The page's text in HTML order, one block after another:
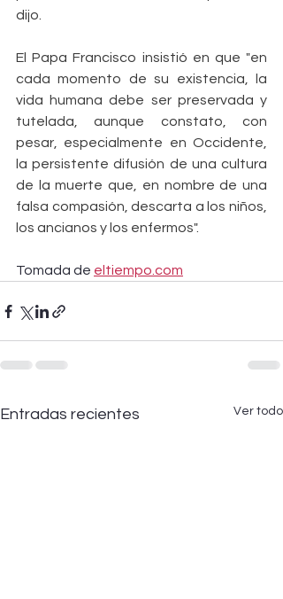
dijo.
El Papa Francisco insistió en que "en
cada momento de su existencia, la
vida humana debe ser preservada y
tutelada, aunque constato, con
pesar, especialmente en Occidente,
la persistente difusión de una cultura
de la muerte que, en nombre de una
falsa compasión, descarta a los niños,
los ancianos y los enfermos".
Tomada de eltiempo.com
Entradas recientes Ver todo